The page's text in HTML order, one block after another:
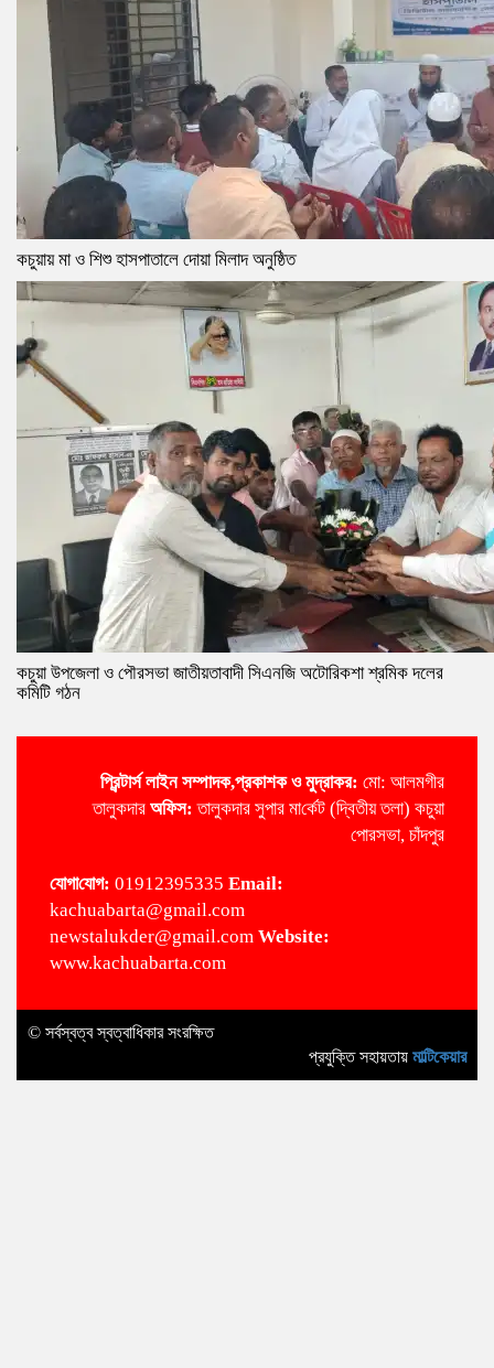
কচুয়ায় মা ও শিশু হাসপাতালে দোয়া মিলাদ অনুষ্ঠিত
কচুয়া উপজেলা ও পৌরসভা জাতীয়তাবাদী সিএনজি অটোরিকশা শ্রমিক দলের
কমিটি গঠন
প্রিন্টার্স লাইন সম্পাদক,প্রকাশক ও মুদ্রাকর: মো: আলমগীর
তালুকদার অ‌ফিস:তালুকদার সুপার মা‌র্কেট (দ্বিতীয় তলা) কচুয়া
পোরসভা, চাঁদপুর
‌যোগা‌যোগ: 01912395335 Email:
kachuabarta@gmail.com
newstalukder@gmail.com Website:
www.kachuabarta.com
© সর্বস্বত্ব স্বত্বাধিকার সংরক্ষিত
প্রযুক্তি সহায়তায় মাল্টিকেয়ার